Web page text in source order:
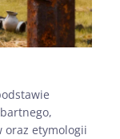
oraz etymologii